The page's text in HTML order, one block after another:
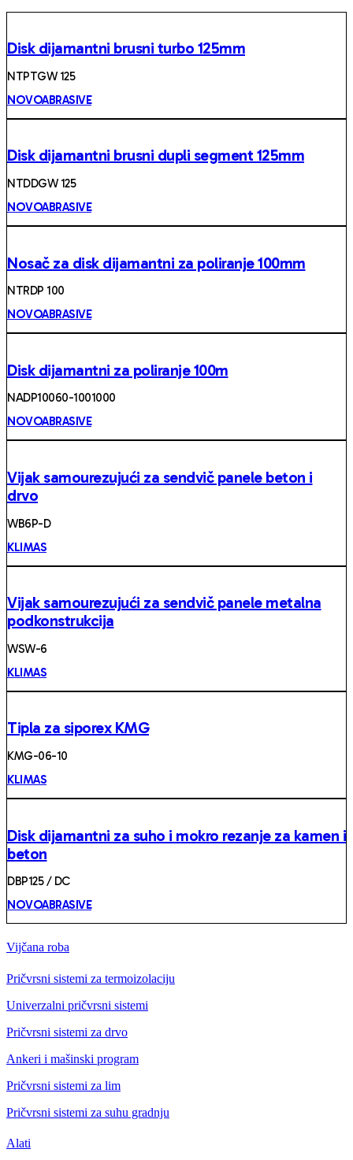
Disk dijamantni brusni turbo 125mm
NTPTGW 125
NOVOABRASIVE
Disk dijamantni brusni dupli segment 125mm
NTDDGW 125
NOVOABRASIVE
Nosač za disk dijamantni za poliranje 100mm
NTRDP 100
NOVOABRASIVE
Disk dijamantni za poliranje 100m
NADP10060-1001000
NOVOABRASIVE
Vijak samourezujući za sendvič panele beton i
drvo
WB6P-D
KLIMAS
Vijak samourezujući za sendvič panele metalna
podkonstrukcija
WSW-6
KLIMAS
Tipla za siporex KMG
KMG-06-10
KLIMAS
Disk dijamantni za suho i mokro rezanje za kamen i
beton
DBP125 / DC
NOVOABRASIVE
Vijčana roba
Pričvrsni sistemi za termoizolaciju
Univerzalni pričvrsni sistemi
Pričvrsni sistemi za drvo
Ankeri i mašinski program
Pričvrsni sistemi za lim
Pričvrsni sistemi za suhu gradnju
Alati